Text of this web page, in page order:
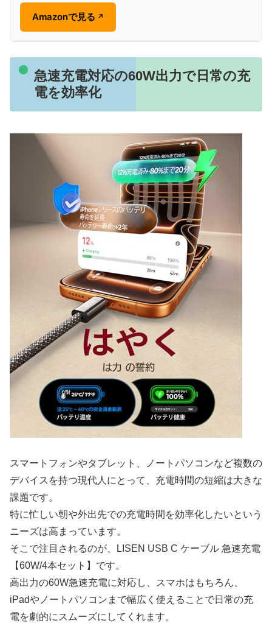
Amazonで見る ↗
急速充電対応の60W出力で日常の充
電を効率化
スマートフォンやタブレット、ノートパソコンなど複数の
デバイスを持つ現代人にとって、充電時間の短縮は大きな
課題です。
特に忙しい朝や外出先での充電時間を効率化したいという
ニーズは高まっています。
そこで注目されるのが、LISEN USB C ケーブル 急速充電
【60W/4本セット】です。
高出力の60W急速充電に対応し、スマホはもちろん、
iPadやノートパソコンまで幅広く使えることで日常の充
電を劇的にスムーズにしてくれます。